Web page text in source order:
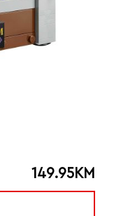
149.95KM